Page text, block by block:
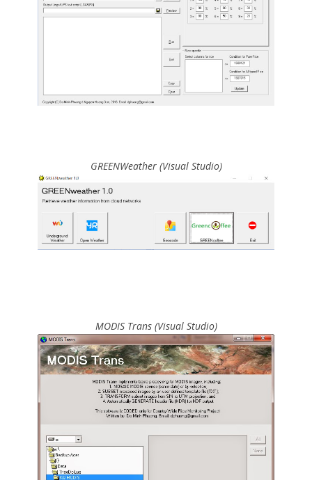
GREENWeather (Visual Studio)
MODIS Trans (Visual Studio)